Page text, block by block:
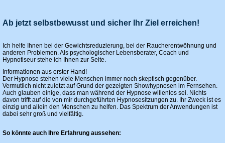
Ab jetzt selbstbewusst und sicher Ihr Ziel erreichen!
Ich helfe Ihnen bei der Gewichtsreduzierung, bei der Raucherentwöhnung und
anderen Problemen. Als psychologischer Lebensberater, Coach und
Hypnotiseur stehe ich Ihnen zur Seite.
Informationen aus erster Hand!
Der Hypnose stehen viele Menschen immer noch skeptisch gegenüber.
Vermutlich nicht zuletzt auf Grund der gezeigten Showhypnosen im Fernsehen.
Auch glauben einige, dass man während der Hypnose willenlos sei. Nichts
davon trifft auf die von mir durchgeführten Hypnosesitzungen zu. Ihr Zweck ist es
einzig und allein den Menschen zu helfen. Das Spektrum der Anwendungen ist
dabei sehr groß und vielfältig.
So könnte auch Ihre Erfahrung aussehen: